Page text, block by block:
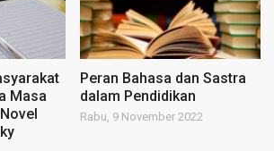
Masa
Peran Bahasa dan Sastra
dalam Pendidikan
Rabu, 9 November 2022